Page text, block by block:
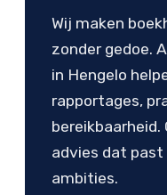
Wij maken
zonder gedoe.
in Hengelo
rapportages,
bereikbaarheid.
advies dat
ambities.